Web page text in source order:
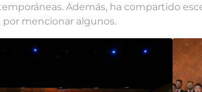
Además, ha compartido
por mencionar algunos.